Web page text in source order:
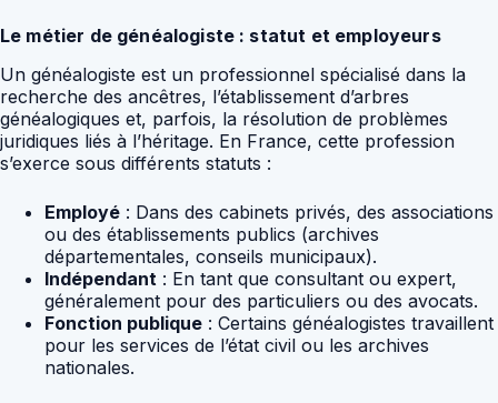
Le métier de généalogiste : statut et employeurs
Un généalogiste est un professionnel spécialisé dans la
recherche des ancêtres, l’établissement d’arbres
généalogiques et, parfois, la résolution de problèmes
juridiques liés à l’héritage. En France, cette profession
s’exerce sous différents statuts :
Employé : Dans des cabinets privés, des associations
ou des établissements publics (archives
départementales, conseils municipaux).
Indépendant : En tant que consultant ou expert,
généralement pour des particuliers ou des avocats.
Fonction publique : Certains généalogistes travaillent
pour les services de l’état civil ou les archives
nationales.